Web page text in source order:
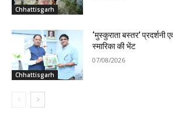
Chhattisgarh
Chhattisgarh
‘मुस्कुराता बस्तर’ प्रदर्शनी
स्मारिका की भेंट
07/08/2026